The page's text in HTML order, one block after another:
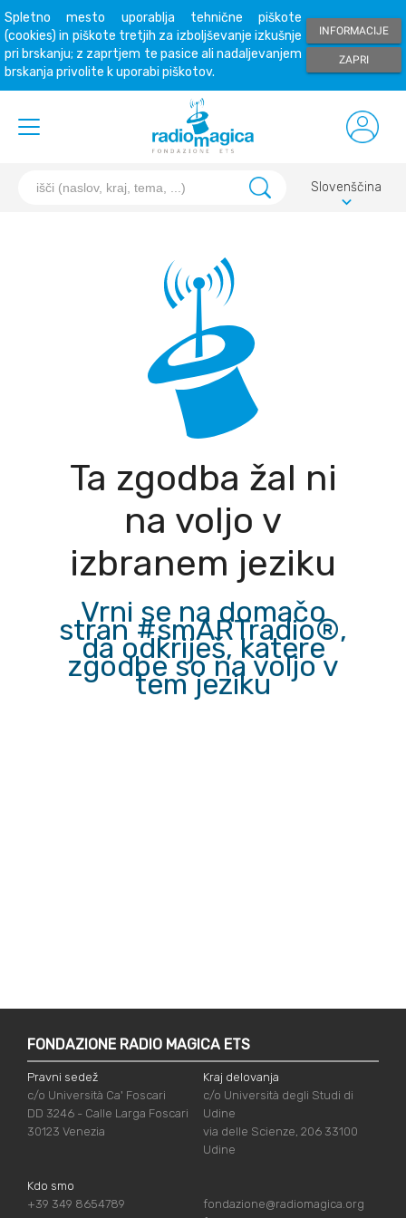
Spletno mesto uporablja tehnične piškote
(cookies) in piškote tretjih za izboljševanje izkušnje
pri brskanju; z zaprtjem te pasice ali nadaljevanjem
brskanja privolite k uporabi piškotov.
INFORMACIJE
ZAPRI
Slovenščina
keyboard_arrow_down
Ta zgodba žal ni
na voljo v
izbranem jeziku
Vrni se na domačo
stran #smARTradio®,
da odkriješ, katere
zgodbe so na voljo v
tem jeziku
FONDAZIONE RADIO MAGICA ETS
Pravni sedež
c/o Università Ca' Foscari
DD 3246 - Calle Larga Foscari
30123 Venezia
Kraj delovanja
c/o Università degli Studi di
Udine
via delle Scienze, 206 33100
Udine
Kdo smo
+39 349 8654789
fondazione@radiomagica.org